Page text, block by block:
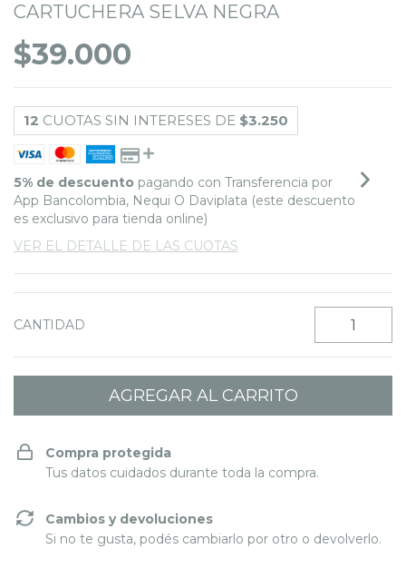
CARTUCHERA SELVA NEGRA
$39.000
12 CUOTAS SIN INTERESES DE $3.250
5% de descuento pagando con Transferencia por
App Bancolombia, Nequi O Daviplata (este descuento
es exclusivo para tienda online)
VER EL DETALLE DE LAS CUOTAS
CANTIDAD
Compra protegida
Tus datos cuidados durante toda la compra.
Cambios y devoluciones
Si no te gusta, podés cambiarlo por otro o devolverlo.